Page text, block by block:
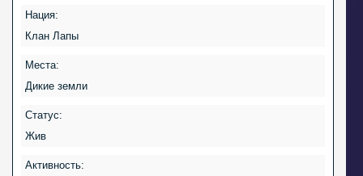
Нация:
Клан Лапы
Места:
Дикие земли
Статус:
Жив
Активность: